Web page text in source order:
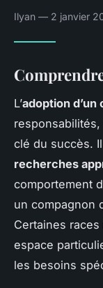
Ilyan — 2 janvier
L’adoption d’un
clé du succès.
recherches
comportement
un compagnon
Certaines
espace
les besoins